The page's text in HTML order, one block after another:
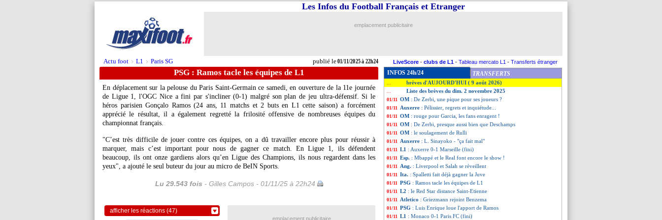
Actu foot > L1 > Paris SG publié le01/11/2025 à 22h24
Les Infos du Football Français et Etranger
emplacement publicitaire
LiveScore - clubs de L1 - Tableau mercato L1 - Transferts étranger
PSG : Ramos tacle les équipes de L1
En déplacement sur la pelouse du Paris Saint-Germain ce samedi, en ouverture de la 11e journée
de Ligue 1, l'OGC Nice a fini par s'incliner (0-1) malgré son plan de jeu ultra-défensif. Si le
héros parisien Gonçalo Ramos(24 ans, 11 matchs et 2 buts en L1 cette saison) a forcément
apprécié le résultat, il a également regretté la frilosité offensive de nombreuses équipes du
championnat français.
"C’est très difficile de jouer contre ces équipes, on a dû travailler encore plus pour réussir à
marquer, mais c’est important pour nous de gagner ce match. En Ligue 1, ils défendent
beaucoup, ils ont onze gardiens alors qu’en Ligue des Champions, ils nous regardent dans les
yeux", a ajouté le seul buteur du jour au micro de BeIN Sports.
Lu 29.543 fois - Gilles Campos - 01/11/25 à 22h24
afficher les réactions (47)
INFOS 24h/24 TRANSFERTS
brèves d'AUJOURD'HUI ( 9 août 2026)
Liste des brèves du dim. 2 novembre 2025
01/11 OM : De Zerbi, une pique pour ses joueurs ?
01/11 Auxerre : Pélissier, regrets et inquiétude...
01/11 OM : rouge pour Garcia, les fans enragent !
01/11 OM : De Zerbi, presque aussi bien que Deschamps
01/11 OM : le soulagement de Rulli
01/11 Auxerre : L. Sinayoko - "ça fait mal"
01/11 L1 : Auxerre 0-1 Marseille (fini)
01/11 Esp. : Mbappé et le Real font encore le show !
01/11 Ang. : Liverpool et Salah se réveillent
01/11 Ita. : Spalletti fait déjà gagner la Juve
01/11 PSG : Ramos tacle les équipes de L1
01/11 L2 : le Red Star distance Saint-Etienne
01/11 Atletico : Griezmann rejoint Benzema
01/11 PSG : Luis Enrique loue l'apport de Ramos
01/11 L1 : Monaco 0-1 Paris FC (fini)
emplacement publicitaire